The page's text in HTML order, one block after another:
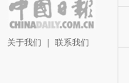
关于我们 联系我们